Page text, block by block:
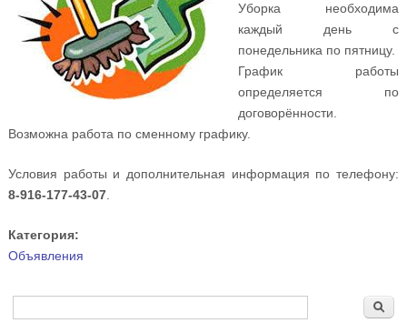
Уборка необходима
каждый день с
понедельника по пятницу.
График работы
определяется по
договорённости.
Возможна работа по сменному графику.
Условия работы и дополнительная информация по телефону:
8-916-177-43-07.
Категория:
Объявления
Форма поиска